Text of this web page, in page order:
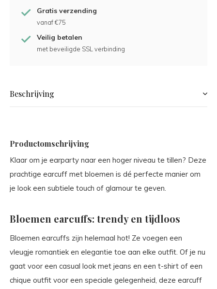
Gratis verzending
vanaf €75
Veilig betalen
met beveiligde SSL verbinding
Beschrijving
Productomschrijving
Klaar om je earparty naar een hoger niveau te tillen? Deze
prachtige earcuff met bloemen is dé perfecte manier om
je look een subtiele touch of glamour te geven.
Bloemen earcuffs: trendy en tijdloos
Bloemen earcuffs zijn helemaal hot! Ze voegen een
vleugje romantiek en elegantie toe aan elke outfit. Of je nu
gaat voor een casual look met jeans en een t-shirt of een
chique outfit voor een speciale gelegenheid, deze earcuff